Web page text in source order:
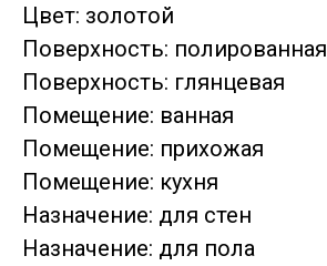
Цвет: золотой
Поверхность: полированная
Поверхность: глянцевая
Помещение: ванная
Помещение: прихожая
Помещение: кухня
Назначение: для стен
Назначение: для пола